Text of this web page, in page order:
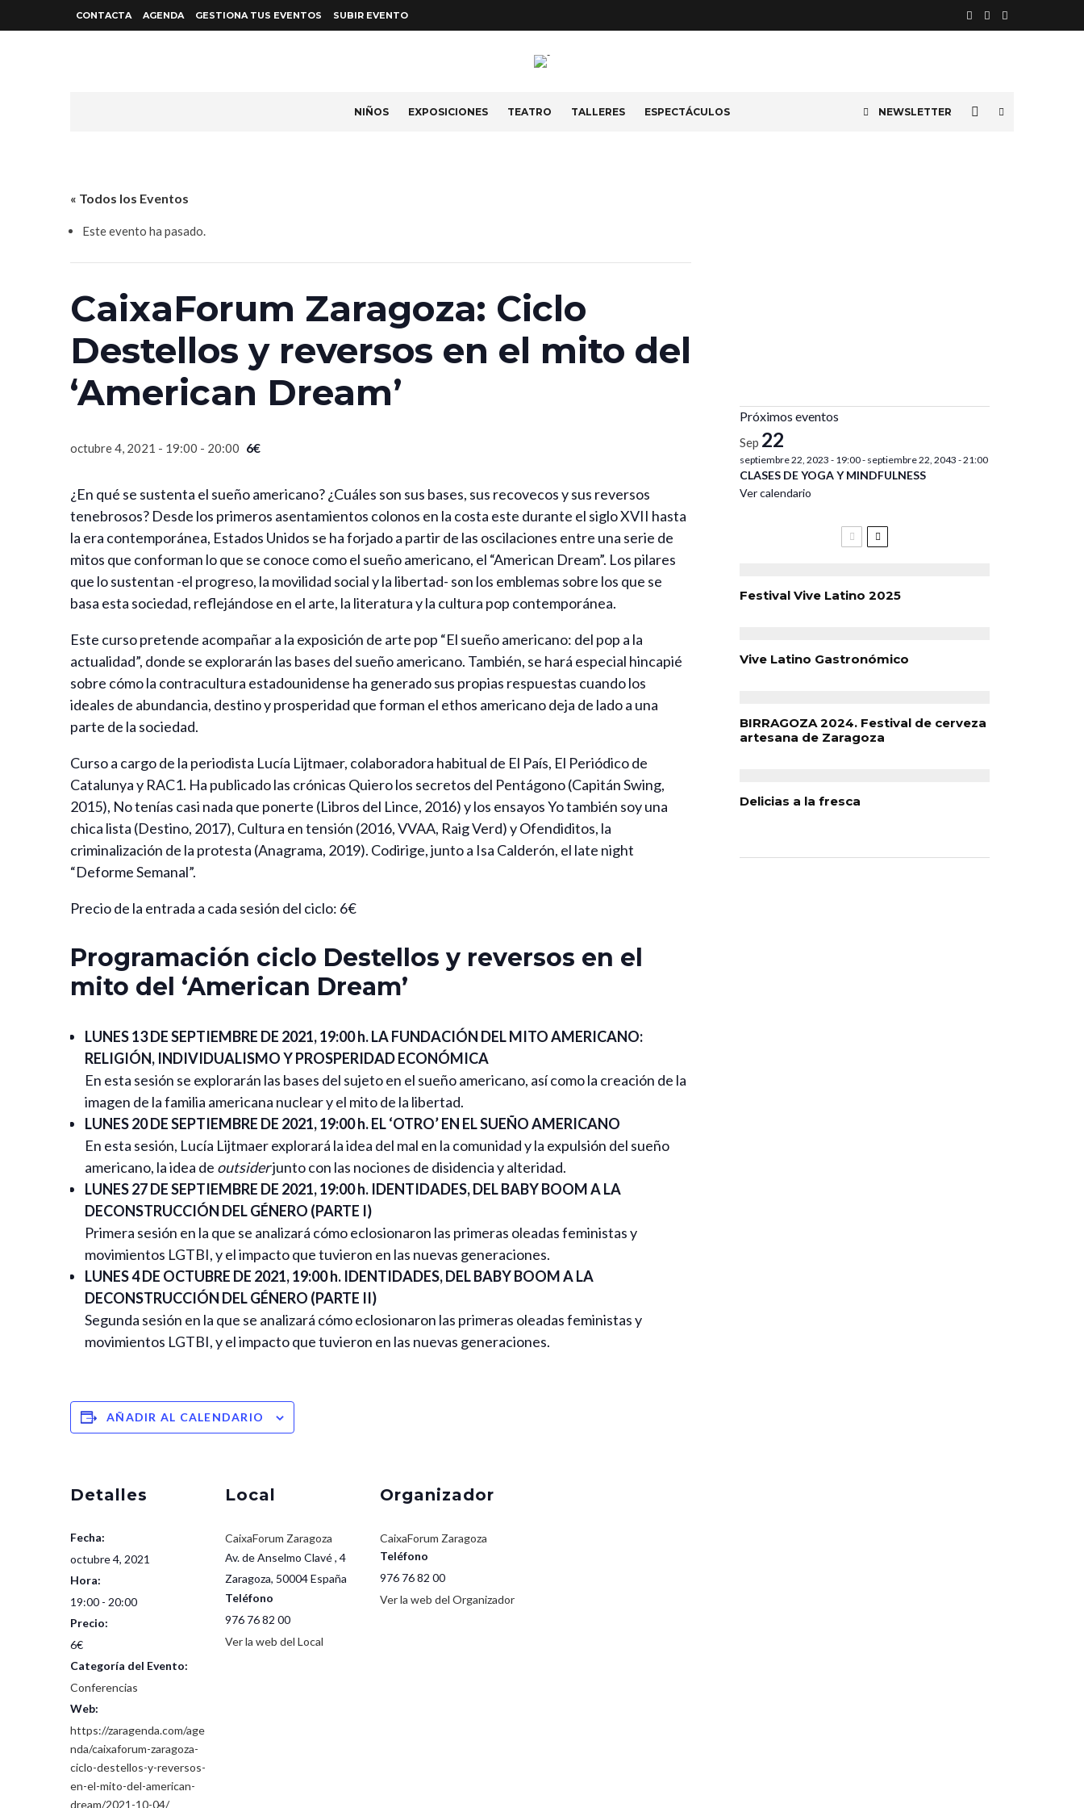
CONTACTA AGENDA GESTIONA TUS EVENTOS SUBIR EVENTO
NIÑOS EXPOSICIONES TEATRO TALLERES ESPECTÁCULOS NEWSLETTER
« Todos los Eventos
Este evento ha pasado.
CaixaForum Zaragoza: Ciclo
Destellos y reversos en el mito del
‘American Dream’
octubre 4, 2021 - 19:00 - 20:00 6€
¿En qué se sustenta el sueño americano? ¿Cuáles son sus bases, sus recovecos y sus reversos
tenebrosos? Desde los primeros asentamientos colonos en la costa este durante el siglo XVII hasta
la era contemporánea, Estados Unidos se ha forjado a partir de las oscilaciones entre una serie de
mitos que conforman lo que se conoce como el sueño americano, el “American Dream”. Los pilares
que lo sustentan -el progreso, la movilidad social y la libertad- son los emblemas sobre los que se
basa esta sociedad, reflejándose en el arte, la literatura y la cultura pop contemporánea.
Este curso pretende acompañar a la exposición de arte pop “El sueño americano: del pop a la
actualidad”, donde se explorarán las bases del sueño americano. También, se hará especial hincapié
sobre cómo la contracultura estadounidense ha generado sus propias respuestas cuando los
ideales de abundancia, destino y prosperidad que forman el ethos americano deja de lado a una
parte de la sociedad.
Curso a cargo de la periodista Lucía Lijtmaer, colaboradora habitual de El País, El Periódico de
Catalunya y RAC1. Ha publicado las crónicas Quiero los secretos del Pentágono (Capitán Swing,
2015), No tenías casi nada que ponerte (Libros del Lince, 2016) y los ensayos Yo también soy una
chica lista (Destino, 2017), Cultura en tensión (2016, VVAA, Raig Verd) y Ofendiditos, la
criminalización de la protesta (Anagrama, 2019). Codirige, junto a Isa Calderón, el late night
“Deforme Semanal”.
Precio de la entrada a cada sesión del ciclo: 6€
Programación ciclo Destellos y reversos en el
mito del ‘American Dream’
LUNES 13 DE SEPTIEMBRE DE 2021, 19:00 h. LA FUNDACIÓN DEL MITO AMERICANO:
RELIGIÓN, INDIVIDUALISMO Y PROSPERIDAD ECONÓMICA
En esta sesión se explorarán las bases del sujeto en el sueño americano, así como la creación de la
imagen de la familia americana nuclear y el mito de la libertad.
LUNES 20 DE SEPTIEMBRE DE 2021, 19:00 h. EL ‘OTRO’ EN EL SUEÑO AMERICANO
En esta sesión, Lucía Lijtmaer explorará la idea del mal en la comunidad y la expulsión del sueño
americano, la idea de outsiderjunto con las nociones de disidencia y alteridad.
LUNES 27 DE SEPTIEMBRE DE 2021, 19:00 h. IDENTIDADES, DEL BABY BOOM A LA
DECONSTRUCCIÓN DEL GÉNERO (PARTE I)
Primera sesión en la que se analizará cómo eclosionaron las primeras oleadas feministas y
movimientos LGTBI, y el impacto que tuvieron en las nuevas generaciones.
LUNES 4 DE OCTUBRE DE 2021, 19:00 h. IDENTIDADES, DEL BABY BOOM A LA
DECONSTRUCCIÓN DEL GÉNERO (PARTE II)
Segunda sesión en la que se analizará cómo eclosionaron las primeras oleadas feministas y
movimientos LGTBI, y el impacto que tuvieron en las nuevas generaciones.
AÑADIR AL CALENDARIO
Detalles
Fecha:
octubre 4, 2021
Hora:
19:00 - 20:00
Precio:
6€
Categoría del Evento:
Conferencias
Web:
https://zaragenda.com/age
nda/caixaforum-zaragoza-
ciclo-destellos-y-reversos-
en-el-mito-del-american-
dream/2021-10-04/
Local
CaixaForum Zaragoza
Av. de Anselmo Clavé , 4
Zaragoza, 50004España
Teléfono
976 76 82 00
Ver la web del Local
Organizador
CaixaForum Zaragoza
Teléfono
976 76 82 00
Ver la web del Organizador
Próximos eventos
Sep 22
septiembre 22, 2023 - 19:00- septiembre 22, 2043 - 21:00
CLASES DE YOGA Y MINDFULNESS
Ver calendario
Festival Vive Latino 2025
Vive Latino Gastronómico
BIRRAGOZA 2024. Festival de cerveza
artesana de Zaragoza
Delicias a la fresca